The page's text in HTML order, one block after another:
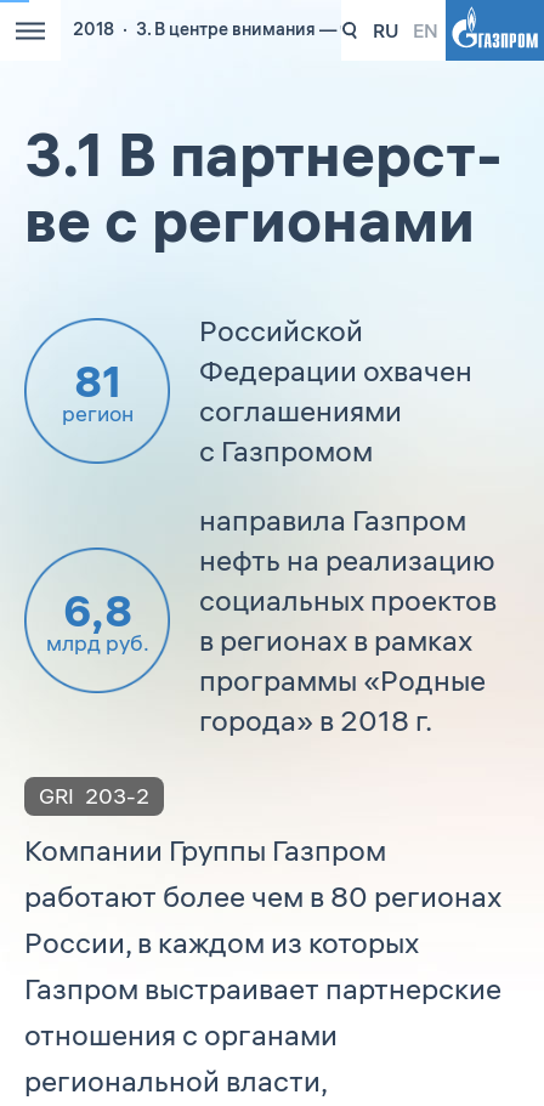
2018 3. В центре внимания — человек. Люди рядом с
RU EN
3.1 В партнерст­
ве с регионами
81
регион
Российской
Федерации охвачен
соглашениями
с Газпромом
6,8
млрд руб.
направила Газпром
нефть на реализацию
социальных проектов
в регионах в рамках
программы «Родные
города» в 2018 г.
GRI 203-2
Компании Группы Газпром
работают более чем в 80 регионах
России, в каждом из которых
Газпром выстраивает партнерские
отношения с органами
региональной власти,